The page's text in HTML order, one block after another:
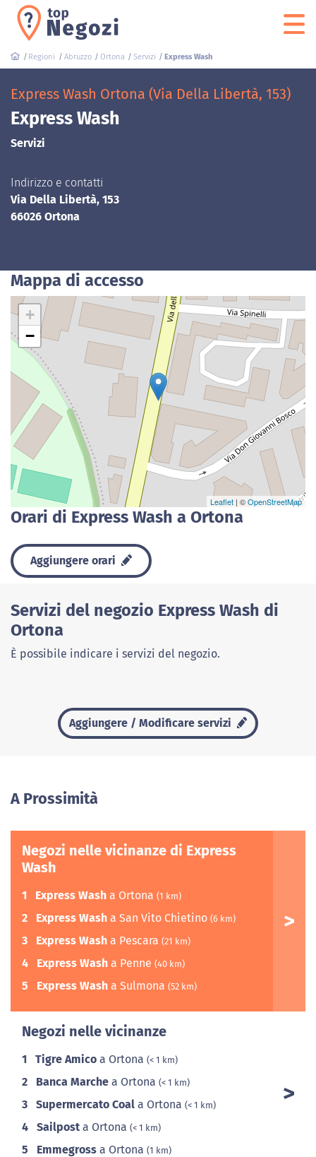
Regioni Abruzzo Ortona Servizi Express Wash
Express Wash Ortona (Via Della Libertà, 153)
Express Wash
Servizi
Indirizzo e contatti
Via Della Libertà, 153
66026 Ortona
Mappa di accesso
+
−
Leaflet | ©OpenStreetMap
Orari di Express Wash a Ortona
Aggiungere orari
Servizi del negozio Express Wash di
Ortona
È possibile indicare i servizi del negozio.
Aggiungere / Modificare servizi
A Prossimità
Negozi nelle vicinanze di Express
Wash
1 Express Wash a Ortona (1 km)
2 Express Wash a San Vito Chietino (6 km)
3 Express Wash a Pescara (21 km)
4 Express Wash a Penne (40 km)
5 Express Wash a Sulmona (52 km)
Negozi nelle vicinanze
1 Tigre Amico a Ortona (< 1 km)
2 Banca Marche a Ortona (< 1 km)
3 Supermercato Coal a Ortona (< 1 km)
4 Sailpost a Ortona (< 1 km)
5 Emmegross a Ortona (1 km)